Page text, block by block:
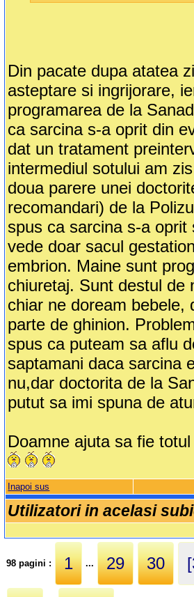
Din pacate dupa atatea
asteptare si ingrijorare,
programarea de la
ca sarcina s-a oprit din
dat un tratament
intermediul sotului am
doua parere unei
recomandari) de la
spus ca sarcina s-a oprit
vede doar sacul
embrion. Maine sunt
chiuretaj. Sunt destul de
chiar ne doream bebele,
parte de ghinion.
spus ca puteam sa aflu
saptamani daca sarcina
nu,dar doctorita de la
putut sa imi spuna de
Doamne ajuta sa fie
Inapoi sus
Utilizatori in acelasi
98 pagini : 1 ... 29 30